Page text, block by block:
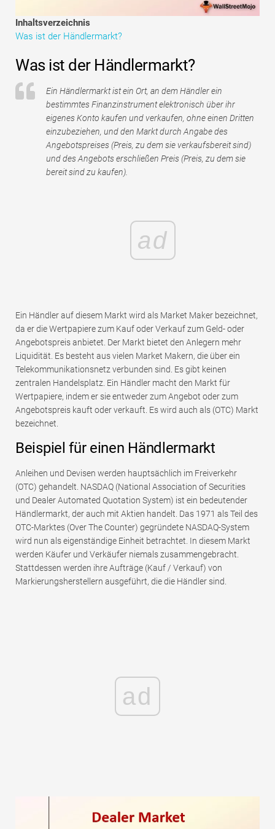
Vollständige Form
Risikomanagement-Tutorials
Inhaltsverzeichnis
Was ist der Händlermarkt?
Was ist der Händlermarkt?
Ein Händlermarkt ist ein Ort, an dem Händler ein
bestimmtes Finanzinstrument elektronisch über ihr
eigenes Konto kaufen und verkaufen, ohne einen Dritten
einzubeziehen, und den Markt durch Angabe des
Angebotspreises (Preis, zu dem sie verkaufsbereit sind)
und des Angebots erschließen Preis (Preis, zu dem sie
bereit sind zu kaufen).
ad
Ein Händler auf diesem Markt wird als Market Maker bezeichnet,
da er die Wertpapiere zum Kauf oder Verkauf zum Geld- oder
Angebotspreis anbietet. Der Markt bietet den Anlegern mehr
Liquidität. Es besteht aus vielen Market Makern, die über ein
Telekommunikationsnetz verbunden sind. Es gibt keinen
zentralen Handelsplatz. Ein Händler macht den Markt für
Wertpapiere, indem er sie entweder zum Angebot oder zum
Angebotspreis kauft oder verkauft. Es wird auch als (OTC) Markt
bezeichnet.
Beispiel für einen Händlermarkt
Anleihen und Devisen werden hauptsächlich im Freiverkehr
(OTC) gehandelt. NASDAQ (National Association of Securities
und Dealer Automated Quotation System) ist ein bedeutender
Händlermarkt, der auch mit Aktien handelt. Das 1971 als Teil des
OTC-Marktes (Over The Counter) gegründete NASDAQ-System
wird nun als eigenständige Einheit betrachtet. In diesem Markt
werden Käufer und Verkäufer niemals zusammengebracht.
Stattdessen werden ihre Aufträge (Kauf / Verkauf) von
Markierungsherstellern ausgeführt, die die Händler sind.
ad